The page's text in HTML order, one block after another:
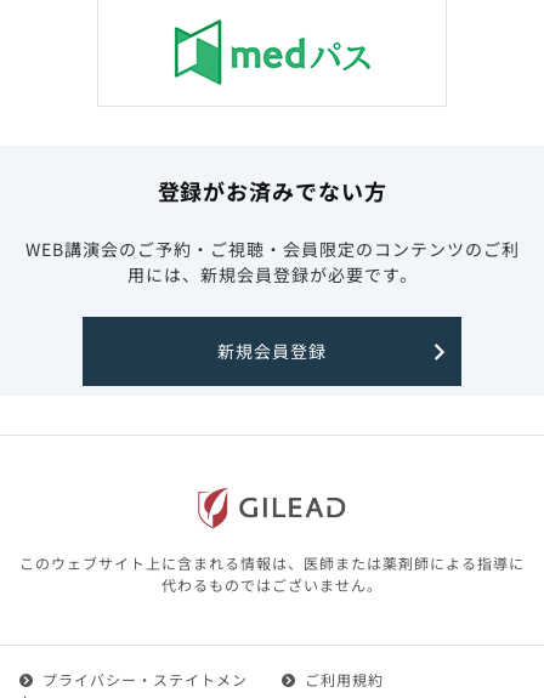
登録がお済みでない方
WEB講演会のご予約・ご視聴・会員限定のコンテンツのご利
用には、新規会員登録が必要です。
新規会員登録
このウェブサイト上に含まれる情報は、医師または薬剤師による指導に
代わるものではございません。
プライバシー・ステイトメン
ご利用規約